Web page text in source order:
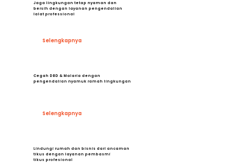
Jaga lingkungan tetap nyaman dan
bersih dengan layanan pengendalian
lalat professional
Selengkapnya
Cegah DBD & Malaria dengan
pengendalian nyamuk ramah lingkungan
Selengkapnya
Lindungi rumah dan bisnis dari ancaman
tikus dengan layanan pembasmi
tikus profesional